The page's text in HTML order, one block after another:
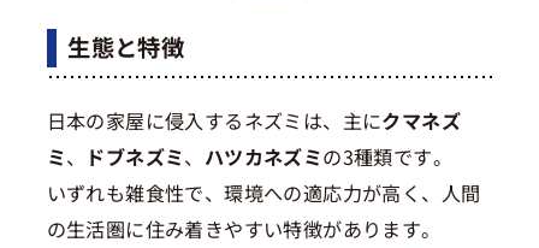
生態と特徴
日本の家屋に侵入するネズミは、主にクマネズ
ミ、 ドブネズミ、 ハツカネズミの3種類です。
いずれも雑食性で、環境への適応力が高く、人間
の生活圏に住み着きやすい特徴があります。